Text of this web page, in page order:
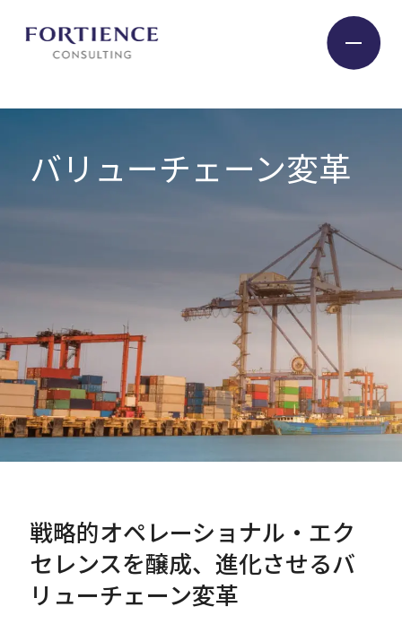
Industry
Expert
Company
サイト内検索
Contact
バリューチェーン変革
戦略的オペレーショナル・エク
セレンスを醸成、進化させるバ
リューチェーン変革